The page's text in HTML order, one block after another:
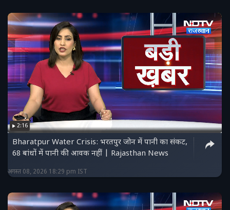
2:16
Bharatpur Water Crisis: भरतपुर जोन में पानी का संकट,
68 बांधों में पानी की आवक नहीं | Rajasthan News
अगस्त 08, 2026 18:29 pm IST